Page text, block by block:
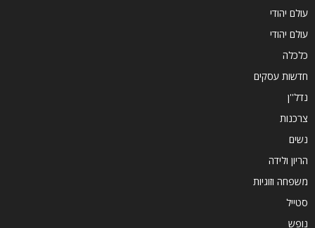
עולם יהודי
עולם יהודי
כלכלה
חדשות עסקים
נדל''ן
צרכנות
נשים
הריון ולידה
משפחה וזוגיות
סטייל
נופש